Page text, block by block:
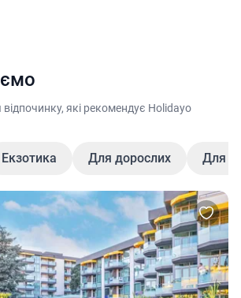
які рекомендує Holidayo
Екзотика Для дорослих Для